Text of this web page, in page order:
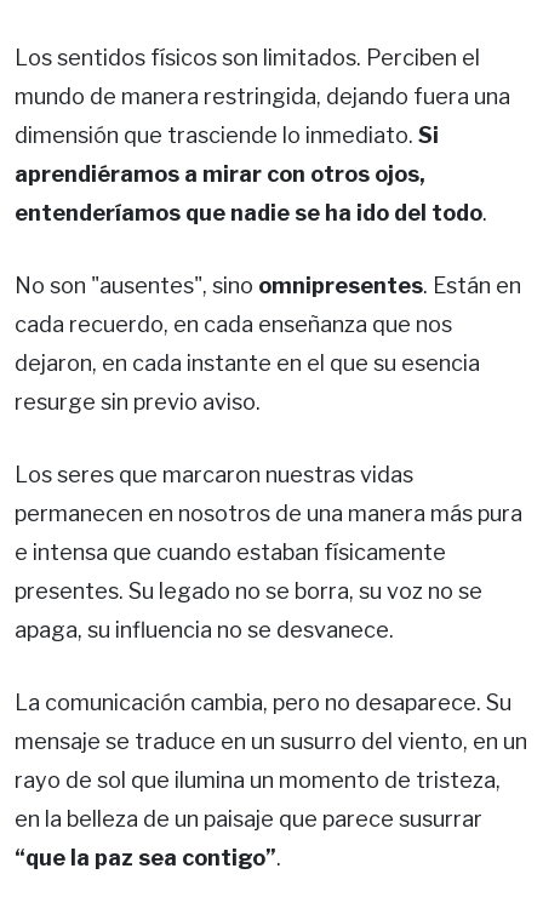
Los sentidos físicos son limitados. Perciben el
mundo de manera restringida, dejando fuera una
dimensión que trasciende lo inmediato. Si
aprendiéramos a mirar con otros ojos,
entenderíamos que nadie se ha ido del todo.
No son "ausentes", sino omnipresentes. Están en
cada recuerdo, en cada enseñanza que nos
dejaron, en cada instante en el que su esencia
resurge sin previo aviso.
Los seres que marcaron nuestras vidas
permanecen en nosotros de una manera más pura
e intensa que cuando estaban físicamente
presentes. Su legado no se borra, su voz no se
apaga, su influencia no se desvanece.
La comunicación cambia, pero no desaparece. Su
mensaje se traduce en un susurro del viento, en un
rayo de sol que ilumina un momento de tristeza,
en la belleza de un paisaje que parece susurrar
“que la paz sea contigo”.